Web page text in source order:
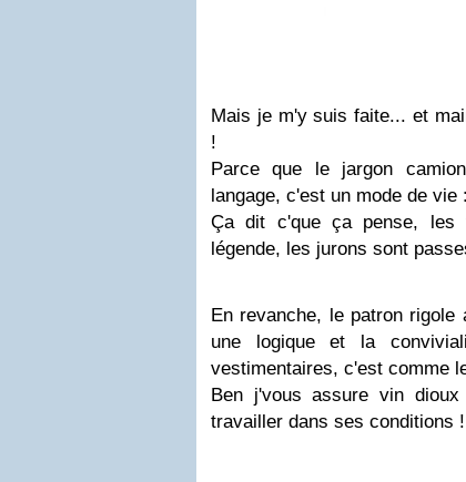
Mais je m'y suis faite... et
!
Parce que le jargon
langage, c'est un mode de vie :
Ça dit c'que ça pense, les
légende, les jurons sont
En revanche, le patron
une logique et la
vestimentaires, c'est comme
Ben j'vous assure vin
travailler dans ses conditions !